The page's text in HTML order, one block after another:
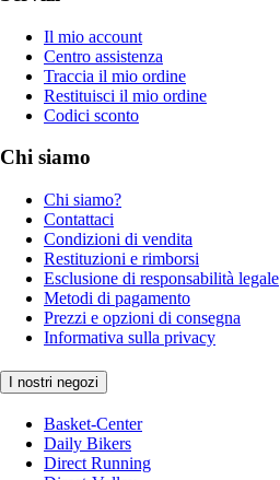
Il mio account
Centro assistenza
Traccia il mio ordine
Restituisci il mio ordine
Codici sconto
Chi siamo
Chi siamo?
Contattaci
Condizioni di vendita
Restituzioni e rimborsi
Esclusione di responsabilità legale
Metodi di pagamento
Prezzi e opzioni di consegna
Informativa sulla privacy
I nostri negozi
Basket-Center
Daily Bikers
Direct Running